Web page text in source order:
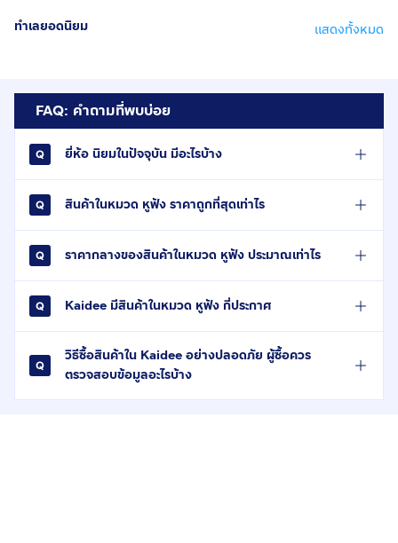
ทำเลยอดนิยม แสดงทั้งหมด
FAQ: คำถามที่พบบ่อย
ยี่ห้อ นิยมในปัจจุบัน มีอะไรบ้าง
สินค้าในหมวด หูฟัง ราคาถูกที่สุดเท่าไร
ราคากลางของสินค้าในหมวด หูฟัง ประมาณเท่าไร
Kaidee มีสินค้าในหมวด หูฟัง กี่ประกาศ
วิธีซื้อสินค้าใน Kaidee อย่างปลอดภัย ผู้ซื้อควร
ตรวจสอบข้อมูลอะไรบ้าง